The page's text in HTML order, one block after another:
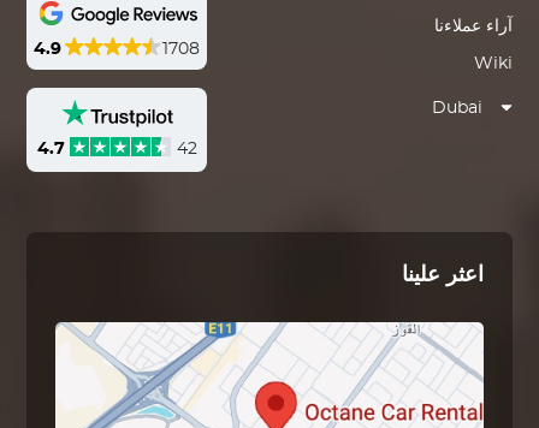
4.9 1708
4.7 42
آراء عملاءنا
Wiki
Dubai
اعثر علينا